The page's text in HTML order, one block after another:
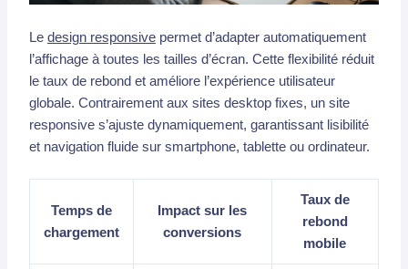
Le design responsivepermet d’adapter automatiquement
l’affichage à toutes les tailles d’écran. Cette flexibilité réduit
le taux de rebond et améliore l’expérience utilisateur
globale. Contrairement aux sites desktop fixes, un site
responsive s’ajuste dynamiquement, garantissant lisibilité
et navigation fluide sur smartphone, tablette ou ordinateur.
Temps de
chargement
Impact sur les
conversions
Taux de
rebond
mobile